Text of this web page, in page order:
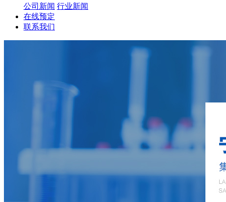
公司新闻 行业新闻
在线预定
联系我们